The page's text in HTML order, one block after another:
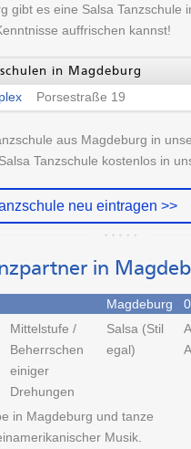
gibt es eine Salsa Tanzschule
auffrischen kannst!
in Magdeburg
Porsestraße 19
aus Magdeburg in
Tanzschule kostenlos in
neu eintragen >>
in
Magdeburg
Mittelstufe /
Beherrschen
einiger
Drehungen
Salsa (Stil
egal)
in Magdeburg und tanze
Musik.